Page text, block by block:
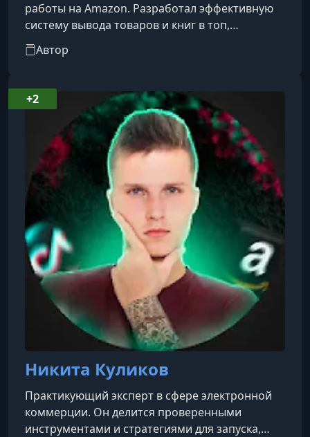
работы на Amazon. Разработал эффективную
систему вывода товаров и книг в топ,
используя внутренний и внешний трафик.
Основатель агентства по запуску продуктов на
выведенных на рынок товаров и книг.
Автор
Никита Куликов
Практикующий эксперт в сфере электронной
коммерции. Он делится проверенными
инструментами и стратегиями для запуска,
+2